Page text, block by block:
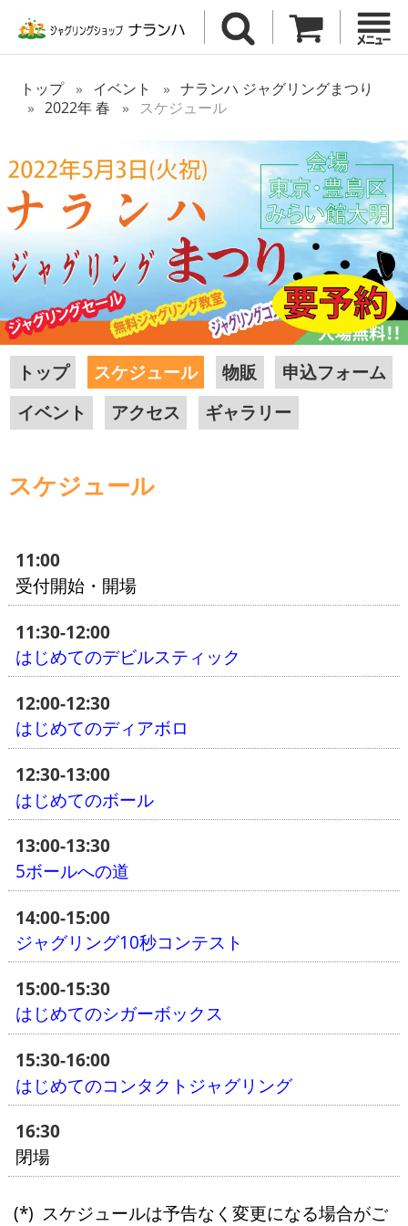
トップ イベント
ナランハ ジャグリングまつり
2022年 春
スケジュール
トップ スケジュール 物販
申込フォーム
イベント
アクセス ギャラリー
スケジュール
11:00
受付開始・開場
11:30-12:00
はじめてのデビルスティック
12:00-12:30
はじめてのディアボロ
12:30-13:00
はじめてのボール
13:00-13:30
5ボールへの道
14:00-15:00
ジャグリング10秒コンテスト
15:00-15:30
はじめてのシガーボックス
15:30-16:00
はじめてのコンタクトジャグリング
16:30
閉場
スケジュールは予告なく変更になる場合がご